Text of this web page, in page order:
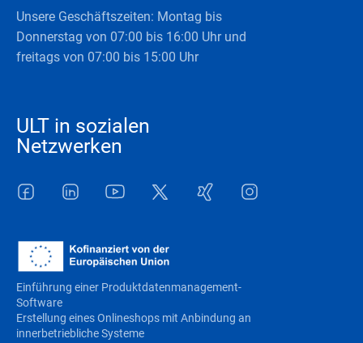
Unsere Geschäftszeiten: Montag bis
Donnerstag von 07:00 bis 16:00 Uhr und
freitags von 07:00 bis 15:00 Uhr
ULT in sozialen
Netzwerken
Facebook LinkedInYoutube Twitter
Einführung einer Produktdatenmanagement-
Software
Erstellung eines Onlineshops mit Anbindung an
innerbetriebliche Systeme